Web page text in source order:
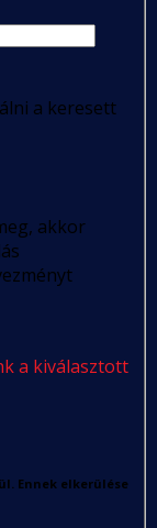
a keresett
akkor
a kiválasztott
Ennek elkerülése